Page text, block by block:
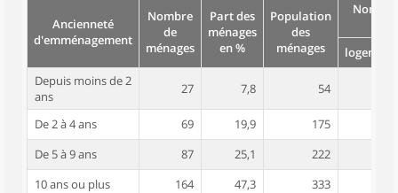
Ancienneté
d'emménagement
Nombre
de
ménages
Part des
ménages
en %
Population
des
ménages
logement
Depuis moins de 2
ans
27 7,8 54
De 2 à 4 ans 69 19,9 175
De 5 à 9 ans
87 25,1 222
10 ans ou plus
164 47,3 333